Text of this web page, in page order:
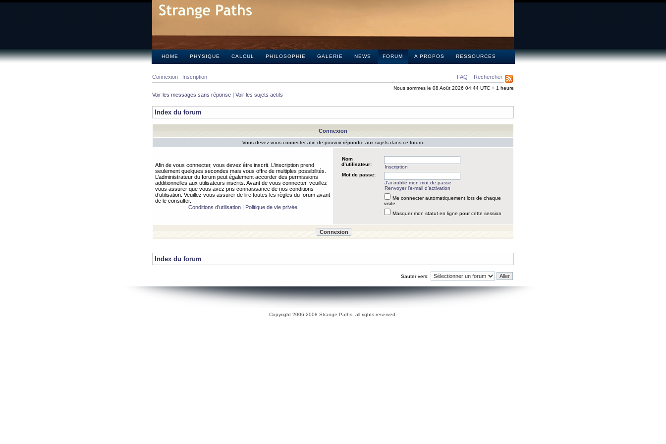
HOME PHYSIQUE CALCUL PHILOSOPHIE GALERIE NEWS FORUM A PROPOS RESSOURCES
FAQ Rechercher
Connexion Inscription
Nous sommes le 08 Août 2026 04:44 UTC + 1 heure
Voir les messages sans réponse | Voir les sujets actifs
Index du forum
Connexion
Vous devez vous connecter afin de pouvoir répondre aux sujets dans ce forum.
Afin de vous connecter, vous devez être inscrit. L’inscription prend
seulement quelques secondes mais vous offre de multiples possibilités.
L’administrateur du forum peut également accorder des permissions
additionnelles aux utilisateurs inscrits. Avant de vous connecter, veuillez
vous assurer que vous avez pris connaissance de nos conditions
d’utilisation. Veuillez vous assurer de lire toutes les règles du forum avant
de le consulter.
Conditions d’utilisation| Politique de vie privée
Nom
d’utilisateur:
Inscription
Mot de passe:
J’ai oublié mon mot de passe
Renvoyer l’e-mail d’activation
Me connecter automatiquement lors de chaque
visite
Masquer mon statut en ligne pour cette session
Index du forum
Sauter vers:
Copyright 2006-2008 Strange Paths, all rights reserved.